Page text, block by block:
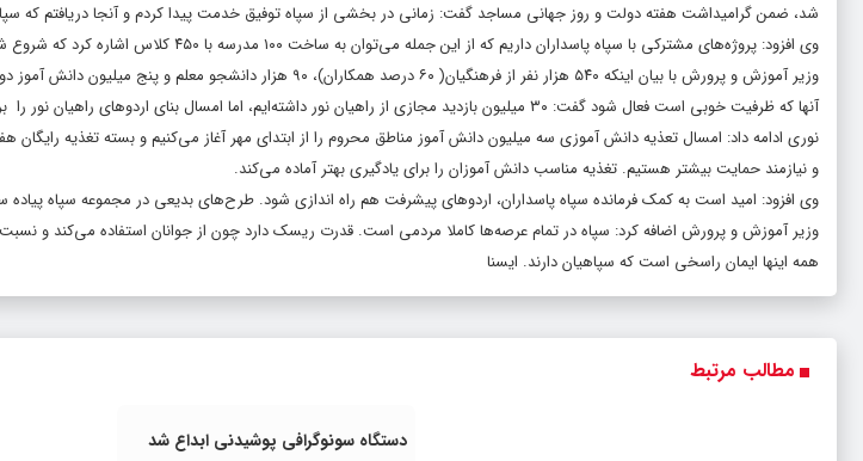
شد، ضمن گرامیداشت هفته دولت و روز جهانی مساجد گفت: زمانی در بخشی از سپاه توفیق خدمت پیدا کردم و آنجا دریافتم که
وی افزود: پروژه‌های مشترکی با سپاه پاسداران داریم که از این جمله می‌توان به ساخت ۱۰۰ مدرسه با ۴۵۰ کلاس اشاره کرد که شروع شده و پروژه ها در حال بهره برداری هستند.
وزیر آموزش و پرورش با بیان اینکه ۵۴۰ هزار نفر از فرهنگیان( ۶۰ درصد همکاران)،
آنها که ظرفیت خوبی است فعال شود گفت: ۳۰ میلیون بازدید مجازی از راهیان نور داشته‌ایم، اما امسال بنای اردوهای راهیان نور را بر بازدیدهای خانوادگی گذاشته‌ایم.
نوری ادامه داد: امسال تعذیه دانش آموزی سه میلیون دانش آموز مناطق محروم را از ابتدای مهر آغاز می‌کنیم و بسته تغذیه
و نیازمند حمایت بیشتر هستیم. تغذیه مناسب دانش آموزان را برای یادگیری بهتر آماده می‌کند.
وی افزود: امید است به کمک فرمانده سپاه پاسداران، اردوهای پیشرفت هم راه اندازی شود. طرح‌های بدیعی در مجموعه سپاه پیاده
وزیر آموزش و پرورش اضافه کرد: سپاه در تمام عرصه‌ها کاملا مردمی است. قدرت ریسک دارد چون از جوانان استفاده می‌کند و نسبت
همه اینها ایمان راسخی است که سپاهیان دارند. ایسنا
مطالب مرتبط
دستگاه سونوگرافی پوشیدنی ابداع شد